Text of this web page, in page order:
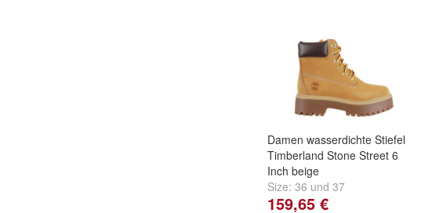
Damen wasserdichte Stiefel
Timberland Stone Street 6
Inch beige
Size: 36 und 37
159,65 €